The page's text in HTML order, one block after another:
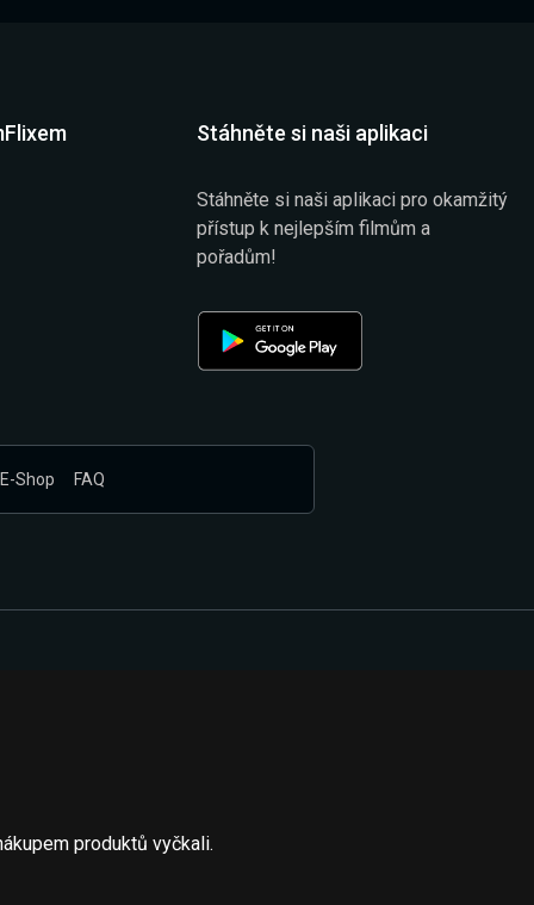
Stáhněte si naši aplikaci
Stáhněte si naši aplikaci pro okamžitý
přístup k nejlepším filmům a
pořadům!
E-Shop FAQ
produktů vyčkali.